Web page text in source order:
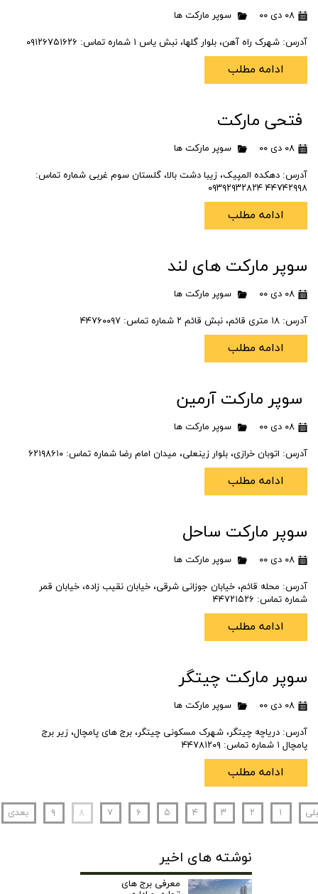
۰۸ دی ۰۰ سوپر مارکت ها
آدرس: شهرک راه آهن، بلوار گلها، نبش یاس ۱ شماره تماس: ۰۹۱۲۶۷۵۱۶۲۶
ادامه مطلب
فتحی مارکت
۰۸ دی ۰۰ سوپر مارکت ها
آدرس: دهکده المپیک، زیبا دشت بالا، گلستان سوم غربی شماره تماس:
۴۴۷۴۲۹۹۸ ۰۹۳۹۲۹۳۲۸۲۴
ادامه مطلب
سوپر مارکت های لند
۰۸ دی ۰۰ سوپر مارکت ها
آدرس: ۱۸ متری قائم، نبش قائم ۲ شماره تماس: ۴۴۷۶۰۰۹۷
ادامه مطلب
سوپر مارکت آرمین
۰۸ دی ۰۰ سوپر مارکت ها
آدرس: اتوبان خرازی، بلوار زینعلی، میدان امام رضا شماره تماس: ۶۲۱۹۸۶۱۰
ادامه مطلب
سوپر مارکت ساحل
۰۸ دی ۰۰ سوپر مارکت ها
آدرس: محله قائم، خیابان جوزانی شرقی، خیابان نقیب زاده، خیابان قمر
شماره تماس: ۴۴۷۲۱۵۲۶
ادامه مطلب
سوپر مارکت چیتگر
۰۸ دی ۰۰ سوپر مارکت ها
آدرس: دریاچه چیتگر، شهرک مسکونی چیتگر، برج های پامچال، زیر برج
پامچال ۱ شماره تماس: ۴۴۷۸۱۲۰۹
ادامه مطلب
۱ ۲ ۳ ۴ ۵ ۶ ۷ ۸ ۹ بعدی
نوشته های اخیر
معرفی برج های